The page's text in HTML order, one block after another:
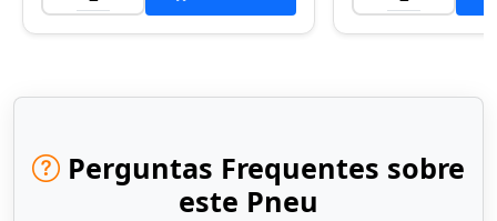
Perguntas Frequentes sobre
este Pneu